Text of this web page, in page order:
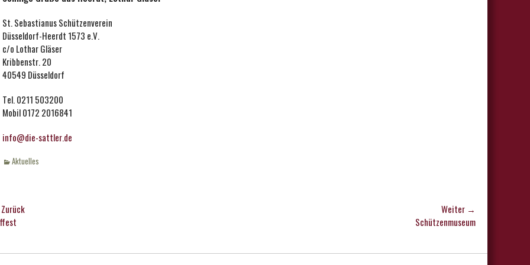
St. Sebastianus Schützenverein
Düsseldorf-Heerdt 1573 e.V.
c/o Lothar Gläser
Kribbenstr. 20
40549 Düsseldorf
Tel. 0211 503200
Mobil 0172 2016841
info@die-sattler.de
Kategorien
Aktuelles
Weiter →
Schützenmuseum